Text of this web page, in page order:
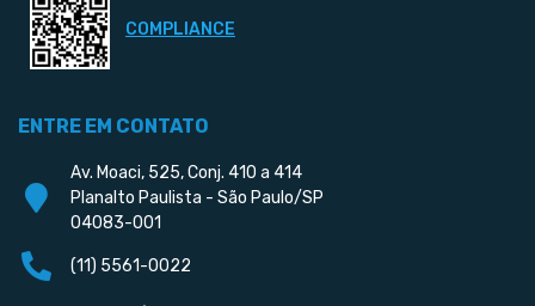
COMPLIANCE
ENTRE EM CONTATO
Av. Moaci, 525, Conj. 410 a 414
Planalto Paulista - São Paulo/SP
04083-001
(11) 5561-0022